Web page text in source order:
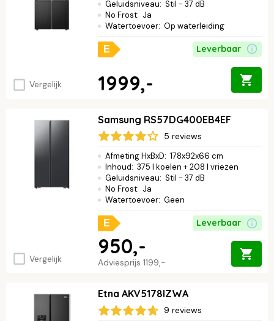
Vergelijk
Geluidsniveau: Stil - 37 dB
No Frost: Ja
Watertoevoer: Op waterleiding
E Leverbaar
1999,-
Vergelijk
Samsung RS57DG400EB4EF
5 reviews
Afmeting HxBxD: 178x92x66 cm
Inhoud: 375 l koelen + 208 l vriezen
Geluidsniveau: Stil - 37 dB
No Frost: Ja
Watertoevoer: Geen
E Leverbaar
Adviesprijs 1199,-
950,-
Etna AKV5178IZWA
9 reviews